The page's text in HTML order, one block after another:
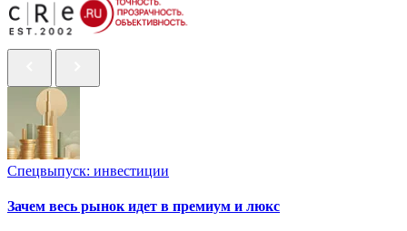
Спецвыпуск: инвестиции
Зачем весь рынок идет в премиум и люкс